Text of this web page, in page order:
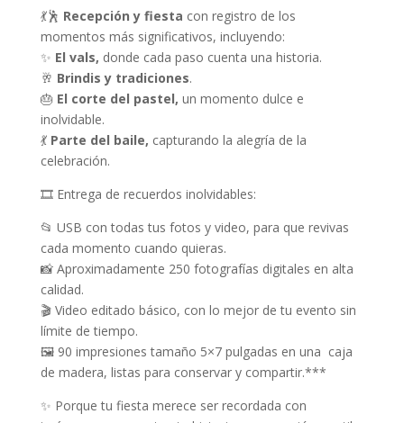
w
a
s
:
$
1
3
,
0
0
.
s
:
$
9
,
7
0
💃🕺 Recepción y fiesta con registro de los
momentos más significativos, incluyendo:
✨ El vals, donde cada paso cuenta una historia.
🥂 Brindis y tradiciones.
🎂 El corte del pastel, un momento dulce e
inolvidable.
💃 Parte del baile, capturando la alegría de la
celebración.
🎞 Entrega de recuerdos inolvidables:
📂 USB con todas tus fotos y video, para que revivas
cada momento cuando quieras.
📸 Aproximadamente 250 fotografías digitales en alta
calidad.
🎬 Video editado básico, con lo mejor de tu evento sin
límite de tiempo.
🖼 90 impresiones tamaño 5×7 pulgadas en una caja
de madera, listas para conservar y compartir.***
✨ Porque tu fiesta merece ser recordada con